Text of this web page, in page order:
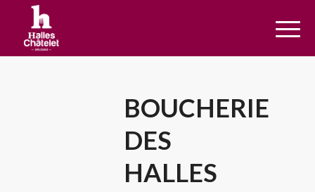
BOUCHERIE
DES
HALLES